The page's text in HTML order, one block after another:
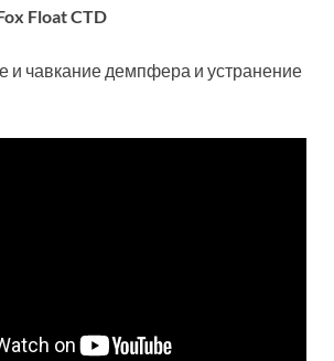
Float CTD
и чавкание демпфера и устранение